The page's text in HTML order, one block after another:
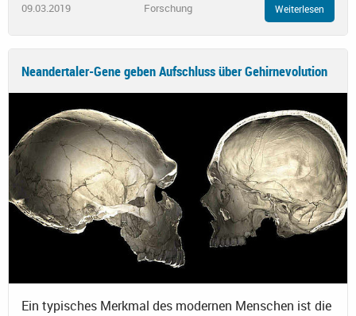
09.03.2019 Forschung Weiterlesen
Neandertaler-Gene geben Aufschluss über Gehirnevolution
Ein typisches Merkmal des modernen Menschen ist die